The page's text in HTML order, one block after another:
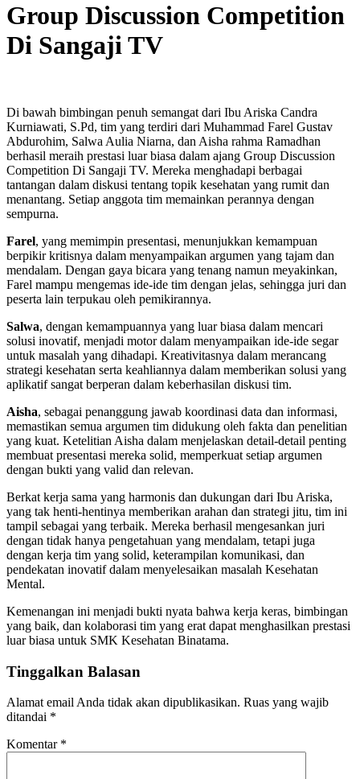
Group Discussion Competition
Di Sangaji TV
Di bawah bimbingan penuh semangat dari Ibu Ariska Candra
Kurniawati, S.Pd, tim yang terdiri dari Muhammad Farel Gustav
Abdurohim, Salwa Aulia Niarna, dan Aisha rahma Ramadhan
berhasil meraih prestasi luar biasa dalam ajang Group Discussion
Competition Di Sangaji TV. Mereka menghadapi berbagai
tantangan dalam diskusi tentang topik kesehatan yang rumit dan
menantang. Setiap anggota tim memainkan perannya dengan
sempurna.
Farel, yang memimpin presentasi, menunjukkan kemampuan
berpikir kritisnya dalam menyampaikan argumen yang tajam dan
mendalam. Dengan gaya bicara yang tenang namun meyakinkan,
Farel mampu mengemas ide-ide tim dengan jelas, sehingga juri dan
peserta lain terpukau oleh pemikirannya.
Salwa, dengan kemampuannya yang luar biasa dalam mencari
solusi inovatif, menjadi motor dalam menyampaikan ide-ide segar
untuk masalah yang dihadapi. Kreativitasnya dalam merancang
strategi kesehatan serta keahliannya dalam memberikan solusi yang
aplikatif sangat berperan dalam keberhasilan diskusi tim.
Aisha, sebagai penanggung jawab koordinasi data dan informasi,
memastikan semua argumen tim didukung oleh fakta dan penelitian
yang kuat. Ketelitian Aisha dalam menjelaskan detail-detail penting
membuat presentasi mereka solid, memperkuat setiap argumen
dengan bukti yang valid dan relevan.
Berkat kerja sama yang harmonis dan dukungan dari Ibu Ariska,
yang tak henti-hentinya memberikan arahan dan strategi jitu, tim ini
tampil sebagai yang terbaik. Mereka berhasil mengesankan juri
dengan tidak hanya pengetahuan yang mendalam, tetapi juga
dengan kerja tim yang solid, keterampilan komunikasi, dan
pendekatan inovatif dalam menyelesaikan masalah Kesehatan
Mental.
Kemenangan ini menjadi bukti nyata bahwa kerja keras, bimbingan
yang baik, dan kolaborasi tim yang erat dapat menghasilkan prestasi
luar biasa untuk SMK Kesehatan Binatama.
Tinggalkan Balasan
Alamat email Anda tidak akan dipublikasikan. Ruas yang wajib
ditandai *
Komentar *